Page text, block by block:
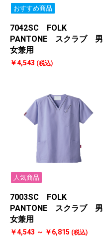
おすすめ商品
7042SC FOLK
PANTONE スクラブ 男
女兼用
￥4,543 (税込)
人気商品
7003SC FOLK
PANTONE スクラブ 男
女兼用
￥4,543 ～ ￥6,815 (税込)